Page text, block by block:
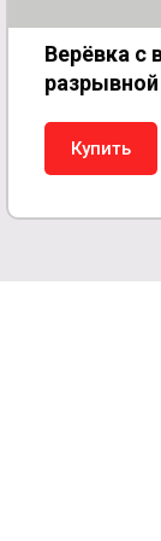
Верёвка с
разрывной
Купить